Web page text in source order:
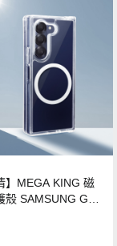
】MEGA KING 磁
殼 SAMSUNG Gala